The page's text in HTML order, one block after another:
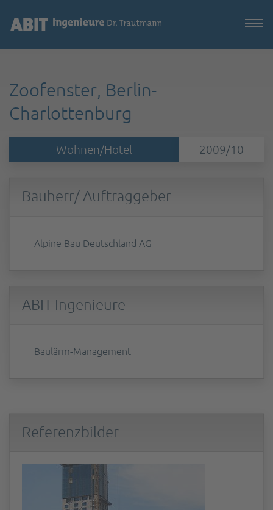
Zoofenster, Berlin-
Charlottenburg
Wohnen/Hotel 2009/10
Bauherr/ Auftraggeber
Alpine Bau Deutschland AG
ABIT Ingenieure
Baulärm-Management
Referenzbilder